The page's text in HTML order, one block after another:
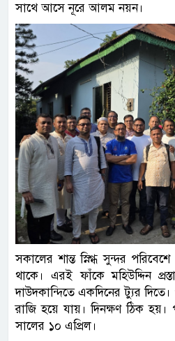
সাথে আসে নূরে আলম নয়ন।
সকালের শান্ত স্নিগ্ধ সুন্দর
থাকে। এরই ফাঁকে মহিউদ্দিন
দাউদকান্দিতে একদিনের ট্যুর
রাজি হয়ে যায়। দিনক্ষণ ঠিক হয়।
সালের ১০ এপ্রিল।